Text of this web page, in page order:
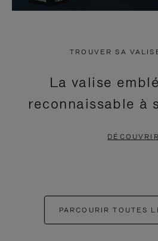
TROUVER SA
La valise
reconnaissable à
DÉCOUVRIR
PARCOURIR TOUTES